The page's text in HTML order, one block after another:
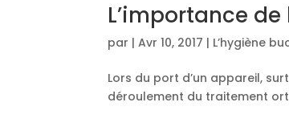
L’importance
par |Avr 10, 2017 | L’hygiène
Lors du port d’un appareil,
déroulement du traitement